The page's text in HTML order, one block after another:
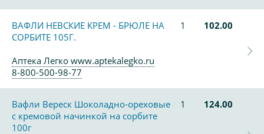
ВАФЛИ НЕВСКИЕ КРЕМ - БРЮЛЕ НА
СОРБИТЕ 105Г.
1 102.00
Аптека Легко www.aptekalegko.ru
8-800-500-98-77
Вафли Вереск Шоколадно-ореховые
с кремовой начинкой на сорбите
100г
1 124.00